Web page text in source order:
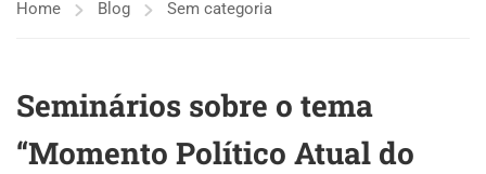
Home Blog Sem categoria
Seminários sobre o tema
“Momento Político Atual do